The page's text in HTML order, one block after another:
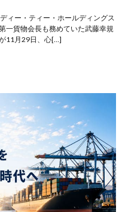
ィー・ティー・ホールディングス
一貨物会長も務めていた武藤幸規
11月29日、心[…]